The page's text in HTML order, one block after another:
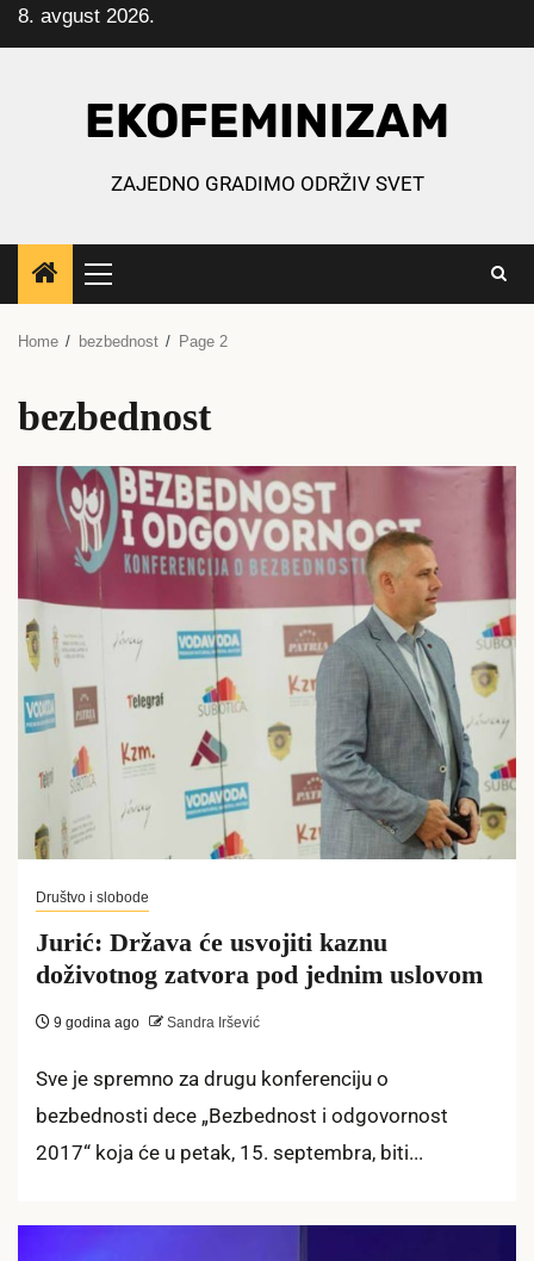
Skip
to
8. avgust 2026.
EKOFEMINIZAM
ZAJEDNO GRADIMO ODRŽIV SVET
Primary
Menu
Home bezbednost Page 2
bezbednost
Društvo i slobode
Jurić: Država će usvojiti kaznu
doživotnog zatvora pod jednim uslovom
9 godina ago Sandra Iršević
Sve je spremno za drugu konferenciju o
bezbednosti dece „Bezbednost i odgovornost
2017“ koja će u petak, 15. septembra, biti...